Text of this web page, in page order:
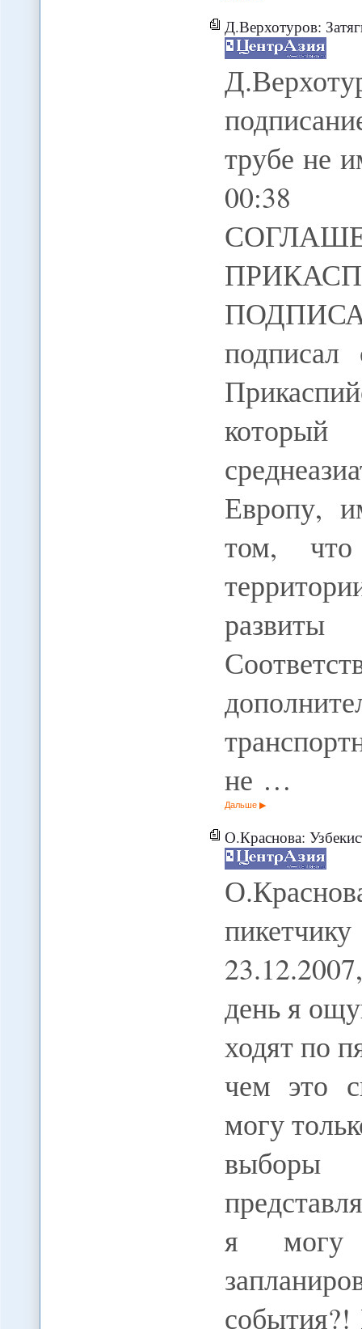
Д.Верхотуров: Затягивание с
трубе не
00:38
подписал
Европу,
том, что
не …
Дальше
О.Краснова:
день я
ходят по
чем это
могу
выборы
я могу